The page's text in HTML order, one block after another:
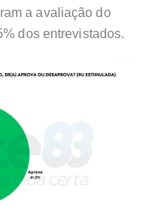
a avaliação do
dos entrevistados.